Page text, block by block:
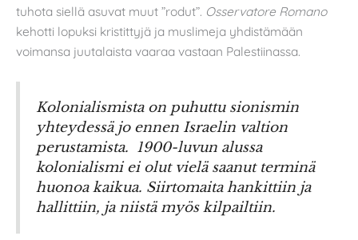
tuhota siellä asuvat muut ”rodut”. Osservatore Romano
kehotti lopuksi kristittyjä ja muslimeja yhdistämään
voimansa juutalaista vaaraa vastaan Palestiinassa.
Kolonialismista on puhuttu sionismin
yhteydessä jo ennen Israelin valtion
perustamista. 1900-luvun alussa
kolonialismi ei olut vielä saanut terminä
huonoa kaikua. Siirtomaita hankittiin ja
hallittiin, ja niistä myös kilpailtiin.